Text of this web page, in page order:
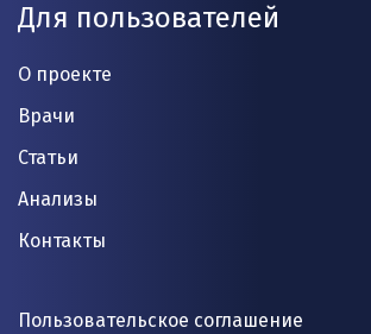
Для пользователей
О проекте
Врачи
Статьи
Анализы
Контакты
Пользовательское соглашение